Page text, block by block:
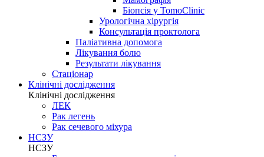
Біопсія у TomoClinic
Урологічна хірургія
Консультація проктолога
Паліативна допомога
Лікування болю
Результати лікування
Стаціонар
Клінічні дослідження
Клінічні дослідження
ЛЕК
Рак легень
Рак сечевого міхура
НСЗУ
НСЗУ